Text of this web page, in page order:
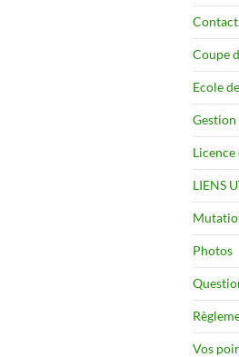
Coupe
Ecole
Licence
LIENS
Photos
Vos